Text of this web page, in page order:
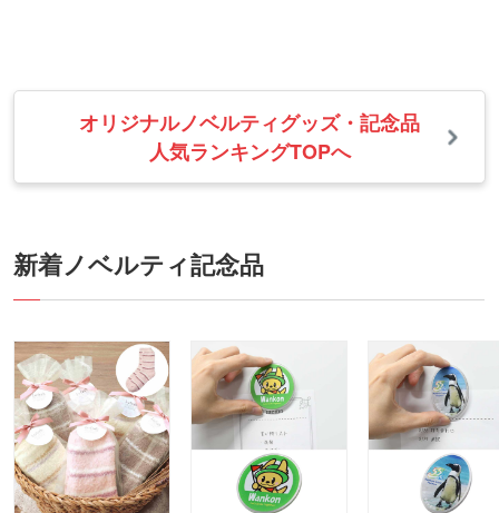
オリジナルノベルティグッズ・記念品
人気ランキングTOPへ
新着ノベルティ記念品